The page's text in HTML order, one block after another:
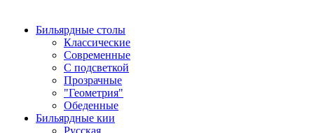
Бильярдные столы
Классические
Современные
С подсветкой
Прозрачные
"Геометрия"
Обеденные
Бильярдные кии
Русская